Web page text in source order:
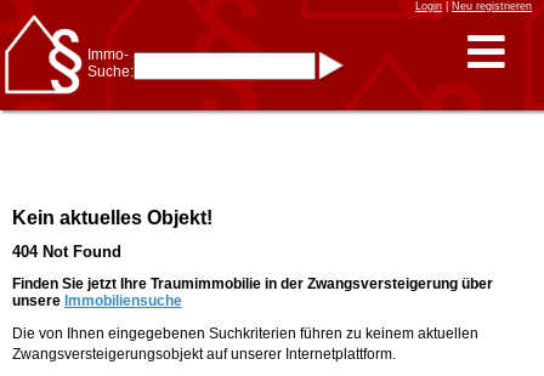
Login| Neu registrieren
Immo-
Suche:
* Suche verfeinern durch
Kombinieren
Frankfurt/Oder
am Main
Immobiliensuche
nach Kreis
nach Amtsgericht
Kein aktuelles Objekt!
404 Not Found
Finden Sie jetzt Ihre Traumimmobilie in der Zwangsversteigerung über
unsere Immobiliensuche
Die von Ihnen eingegebenen Suchkriterien führen zu keinem aktuellen
Zwangsversteigerungsobjekt auf unserer Internetplattform.